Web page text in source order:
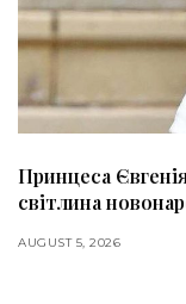
Принцеса
світлина
AUGUST 5, 2026